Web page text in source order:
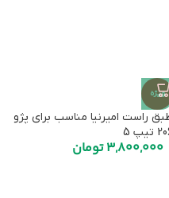
ویژه
راست امیرنیا مناسب برای پژو
تیپ 5
3,800,000تومان